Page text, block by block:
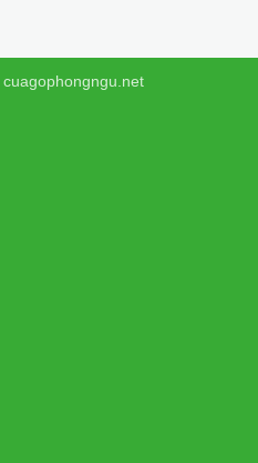
cuagophongngu.net